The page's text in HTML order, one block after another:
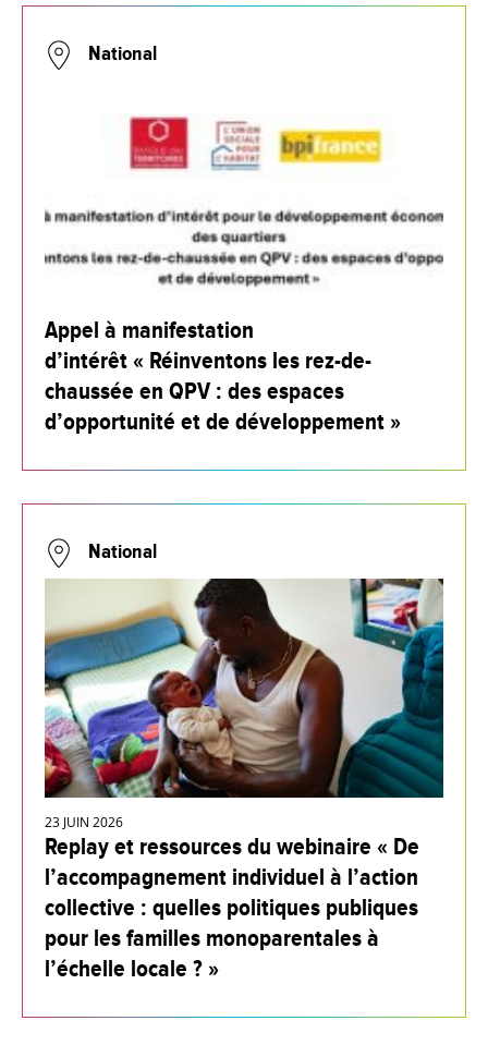
National
Appel à manifestation
d’intérêt « Réinventons les rez-de-
chaussée en QPV : des espaces
d’opportunité et de développement »
National
23 JUIN 2026
Replay et ressources du webinaire « De
l’accompagnement individuel à l’action
collective : quelles politiques publiques
pour les familles monoparentales à
l’échelle locale ? »